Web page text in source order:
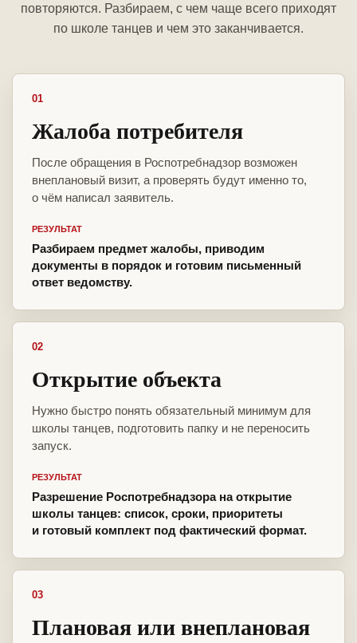
повторяются. Разбираем, с чем чаще всего приходят
по школе танцев и чем это заканчивается.
01
Жалоба потребителя
После обращения в Роспотребнадзор возможен
внеплановый визит, а проверять будут именно то,
о чём написал заявитель.
РЕЗУЛЬТАТ
Разбираем предмет жалобы, приводим
документы в порядок и готовим письменный
ответ ведомству.
02
Открытие объекта
Нужно быстро понять обязательный минимум для
школы танцев, подготовить папку и не переносить
запуск.
РЕЗУЛЬТАТ
Разрешение Роспотребнадзора на открытие
школы танцев: список, сроки, приоритеты
и готовый комплект под фактический формат.
03
Плановая или внеплановая